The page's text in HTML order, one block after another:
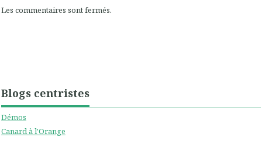
Blogs centristes
Démos
Canard à l'Orange
Les commentaires sont fermés.